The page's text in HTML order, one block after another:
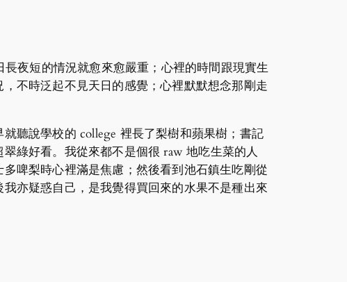
夜短的情況就愈來愈嚴重；心裡的時間跟現實生
不時泛起不見天日的感覺；心裡默默想念那剛走
聽說學校的 college 裡長了梨樹和蘋果樹；書記
綠好看。我從來都不是個很 raw 地吃生菜的人
啤梨時心裡滿是焦慮；然後看到池石鎮生吃剛從
亦疑惑自己，是我覺得買回來的水果不是種出來